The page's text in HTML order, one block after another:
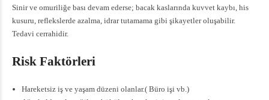
Sinir ve omuriliğe bası devam ederse; bacak kaslarında kuvvet kaybı, his
kusuru, reflekslerde azalma, idrar tutamama gibi şikayetler oluşabilir.
Tedavi cerrahidir.
Risk Faktörleri
Hareketsiz iş ve yaşam düzeni olanlar.( Büro işi vb.)